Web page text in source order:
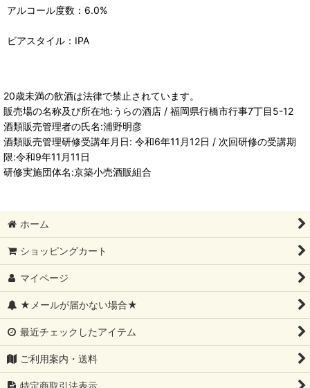
アルコール度数：6.0%
ビアスタイル：IPA
20歳未満の飲酒は法律で禁止されています。
販売場の名称及び所在地:うらの酒店 / 福岡県行橋市行事7丁目5-12
酒類販売管理者の氏名:浦野明彦
酒類販売管理研修受講年月日: 令和6年11月12日 / 次回研修の受講期
限:令和9年11月11日
研修実施団体名:京築小売酒販組合
ホーム
ショッピングカート
マイページ
★メールが届かない場合★
最近チェックしたアイテム
ご利用案内・送料
特定商取引法表示